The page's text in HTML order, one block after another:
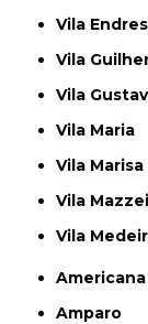
Vila Endres
Vila
Vila
Vila Maria
Vila
Vila Mazzei
Vila
Americana
Amparo